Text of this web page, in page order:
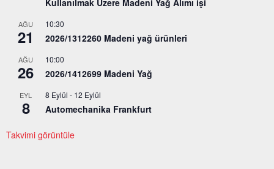
AĞU
21
10:30
2026/1312260 Madeni yağ ürünleri
AĞU
26
10:00
2026/1412699 Madeni Yağ
EYL
8
8 Eylül - 12 Eylül
Automechanika Frankfurt
Takvimi görüntüle